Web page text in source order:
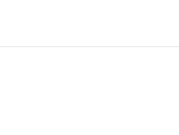
わります）